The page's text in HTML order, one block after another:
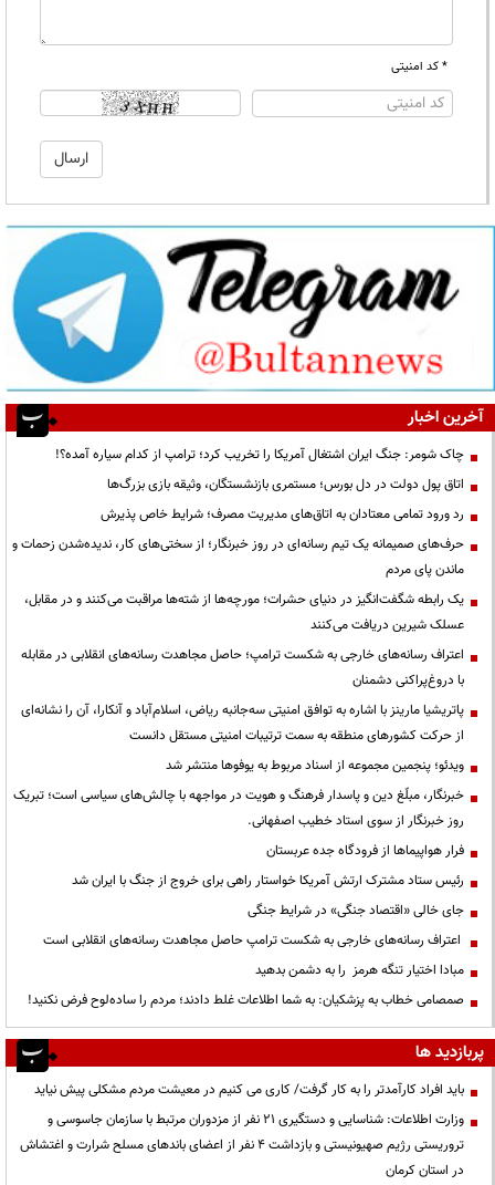
* کد امنیتی
آخرین اخبار
چاک شومر: جنگ ایران اشتغال آمریکا را تخریب کرد؛ ترامپ از کدام سیاره آمده؟!
اتاق پول دولت در دل بورس؛ مستمری بازنشستگان، وثیقه بازی بزرگ‌ها
رد ورود تمامی معتادان به اتاق‌های مدیریت مصرف؛ شرایط خاص پذیرش
حرف‌های صمیمانه یک تیم رسانه‌ای در روز خبرنگار؛ از سختی‌های کار، ندیده‌شدن زحمات و
ماندن پای مردم
یک رابطه شگفت‌انگیز در دنیای حشرات؛ مورچه‌ها از شته‌ها مراقبت می‌کنند و در مقابل،
عسلک شیرین دریافت می‌کنند
اعتراف رسانه‌های خارجی به شکست ترامپ؛ حاصل مجاهدت رسانه‌های انقلابی در مقابله
با دروغ‌پراکنی دشمنان
پاتریشیا مارینز با اشاره به توافق امنیتی سه‌جانبه ریاض، اسلام‌آباد و آنکارا، آن را نشانه‌ای
از حرکت کشورهای منطقه به سمت ترتیبات امنیتی مستقل دانست
ویدئو؛ پنجمین مجموعه از اسناد مربوط به یوفوها منتشر شد
خبرنگار، مبلّغ دین و پاسدار فرهنگ و هویت در مواجهه با چالش‌های سیاسی است؛ تبریک
روز خبرنگار از سوی استاد خطیب اصفهانی.
فرار هواپیماها از فرودگاه جده عربستان
رئیس ستاد مشترک ارتش آمریکا خواستار راهی برای خروج از جنگ با ایران شد
جای خالی «اقتصاد جنگی» در شرایط جنگی
اعتراف رسانه‌های خارجی به شکست ترامپ حاصل مجاهدت رسانه‌های انقلابی است
مبادا اختیار تنگه هرمز را به دشمن بدهید
صمصامی خطاب به پزشکیان: به شما اطلاعات غلط دادند؛ مردم را ساده‌لوح فرض نکنید!
پربازدید ها
باید افراد کارآمدتر را به کار گرفت/ کاری می کنیم در معیشت مردم مشکلی پیش نیاید
وزارت اطلاعات: شناسایی و دستگیری ۲۱ نفر از مزدوران مرتبط با سازمان جاسوسی و
تروریستی رژیم صهیونیستی و بازداشت ۴ نفر از اعضای باندهای مسلح شرارت و اغتشاش
در استان کرمان